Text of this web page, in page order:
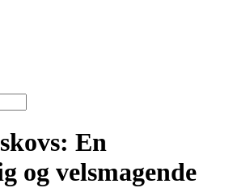
En
og velsmagende